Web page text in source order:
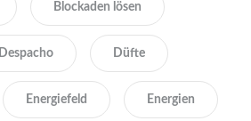
Blockaden lösen
Despacho Düfte
Energiefeld Energien